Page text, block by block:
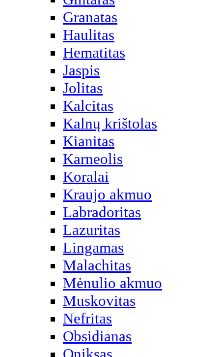
Granatas
Haulitas
Hematitas
Jaspis
Jolitas
Kalcitas
Kalnų krištolas
Kianitas
Karneolis
Koralai
Kraujo akmuo
Labradoritas
Lazuritas
Lingamas
Malachitas
Mėnulio akmuo
Muskovitas
Nefritas
Obsidianas